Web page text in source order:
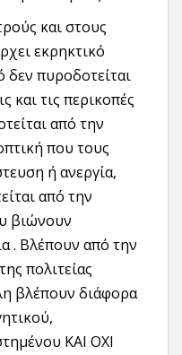
και στους
εκρηκτικό
δεν πυροδοτείται
και τις περικοπές
από την
που τους
ή ανεργία,
από την
βιώνουν
. Βλέπουν από την
πολιτείας
βλέπουν διάφορα
ΚΑΙ ΟΧΙ